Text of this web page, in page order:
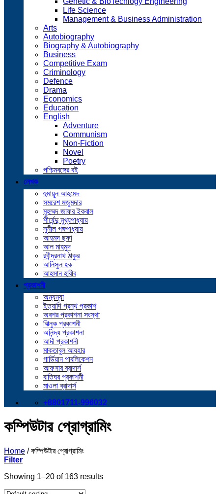
Life Science
Management & Business Administration
Arts
Autobiography
Biography & Autobiography
Business
Competitive Exam
Criminology
Defence
Drama
Economics
Education
English
Adventure
Communism
Non-Fiction
Novel
Poetry
পশ্চিমবঙ্গের বই
লেখক
হুমায়ূন আহমেদ
সমরেশ মজুমদার
মুহম্মদ জাফর ইকবাল
শীর্ষেন্দু মুখ্যপাধ্যায়
সুনীল গঙ্গপাধ্যায়
আহমদ ছফা
আল মাহমুদ
রবীন্দ্রনাথ ঠাকুর
আনিসুল হক
আহসান হাবীব
প্রকাশনী
অন্যন্যা
ইত্যাদি গ্রন্থ প্রকাশ
অবশর প্রকাশনা সংস্থা
ঝিনুক প্রকাশনী
অনিন্দ্য প্রকাশনা
আদী প্রকাশনী
মাকতাবুল আযহার
গার্ডিয়ান পাবলিকেশন
আফসার ব্রাদার্স
বাতিঘর প্রকাশনী
মাওলা ব্রাদার্স
+8801711-996032
কম্পিউটার প্রোগ্রামিং
Home /কম্পিউটার প্রোগ্রামিং
Filter
Showing 1–20 of 163 results